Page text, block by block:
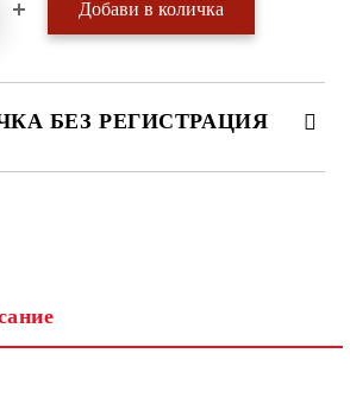
БЕЗ РЕГИСТРАЦИЯ